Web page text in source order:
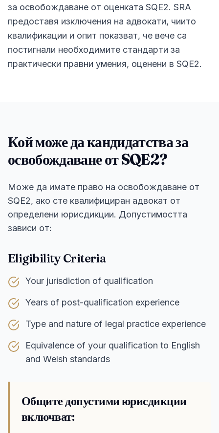
за освобождаване от оценката SQE2. SRA
предоставя изключения на адвокати, чиито
квалификации и опит показват, че вече са
постигнали необходимите стандарти за
практически правни умения, оценени в SQE2.
Кой може да кандидатства за
освобождаване от SQE2?
Може да имате право на освобождаване от
SQE2, ако сте квалифициран адвокат от
определени юрисдикции. Допустимостта
зависи от:
Eligibility Criteria
Your jurisdiction of qualification
Years of post-qualification experience
Type and nature of legal practice experience
Equivalence of your qualification to English
and Welsh standards
Общите допустими юрисдикции
включват: